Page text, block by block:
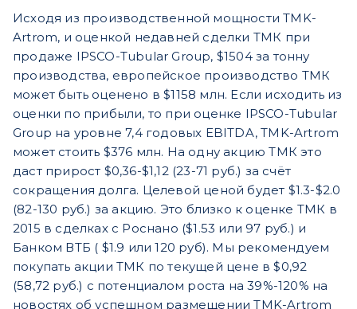
Исходя из производственной мощности TMK-
Artrom, и оценкой недавней сделки ТМК при
продаже IPSCO-Tubular Group, $1504 за тонну
производства, европейское производство ТМК
может быть оценено в $1158 млн. Если исходить из
оценки по прибыли, то при оценке IPSCO-Tubular
Group на уровне 7,4 годовых EBITDA, TMK-Artrom
может стоить $376 млн. На одну акцию ТМК это
даст прирост $0,36-$1,12 (23-71 руб.) за счёт
сокращения долга. Целевой ценой будет $1.3-$2.0
(82-130 руб.) за акцию. Это близко к оценке ТМК в
2015 в сделках с Роснано ($1.53 или 97 руб.) и
Банком ВТБ ( $1.9 или 120 руб). Мы рекомендуем
покупать акции ТМК по текущей цене в $0,92
(58,72 руб.) с потенциалом роста на 39%-120% на
новостях об успешном размещении TMK-Artrom